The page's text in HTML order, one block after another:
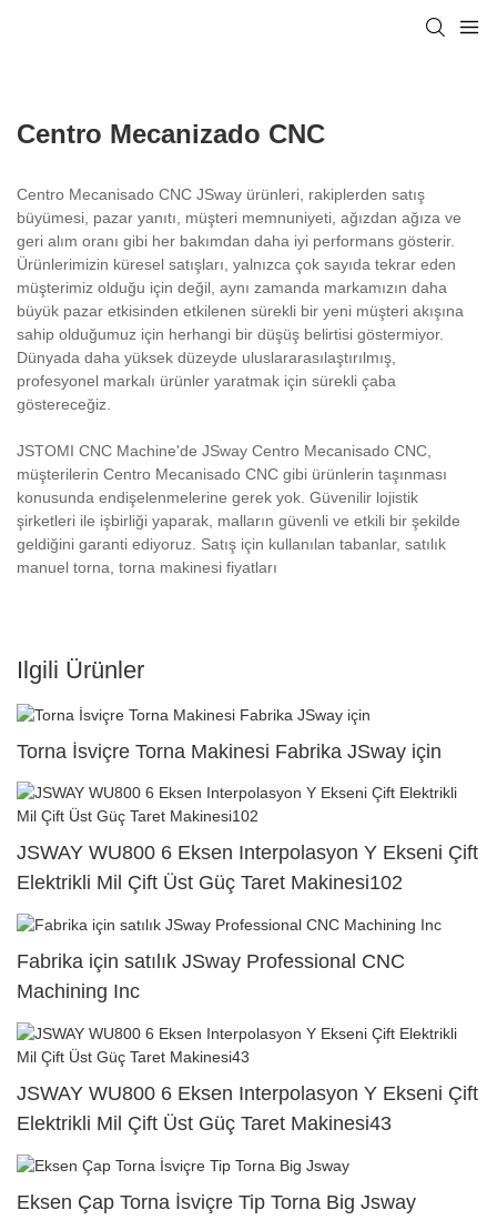
Centro Mecanizado CNC
Centro Mecanisado CNC JSway ürünleri, rakiplerden satış
büyümesi, pazar yanıtı, müşteri memnuniyeti, ağızdan ağıza ve
geri alım oranı gibi her bakımdan daha iyi performans gösterir.
Ürünlerimizin küresel satışları, yalnızca çok sayıda tekrar eden
müşterimiz olduğu için değil, aynı zamanda markamızın daha
büyük pazar etkisinden etkilenen sürekli bir yeni müşteri akışına
sahip olduğumuz için herhangi bir düşüş belirtisi göstermiyor.
Dünyada daha yüksek düzeyde uluslararasılaştırılmış,
profesyonel markalı ürünler yaratmak için sürekli çaba
göstereceğiz.
JSTOMI CNC Machine'de JSway Centro Mecanisado CNC,
müşterilerin Centro Mecanisado CNC gibi ürünlerin taşınması
konusunda endişelenmelerine gerek yok. Güvenilir lojistik
şirketleri ile işbirliği yaparak, malların güvenli ve etkili bir şekilde
geldiğini garanti ediyoruz. Satış için kullanılan tabanlar, satılık
manuel torna, torna makinesi fiyatları
Ilgili Ürünler
Torna İsviçre Torna Makinesi Fabrika JSway için
JSWAY WU800 6 Eksen Interpolasyon Y Ekseni Çift
Elektrikli Mil Çift Üst Güç Taret Makinesi102
Fabrika için satılık JSway Professional CNC
Machining Inc
JSWAY WU800 6 Eksen Interpolasyon Y Ekseni Çift
Elektrikli Mil Çift Üst Güç Taret Makinesi43
Eksen Çap Torna İsviçre Tip Torna Big Jsway